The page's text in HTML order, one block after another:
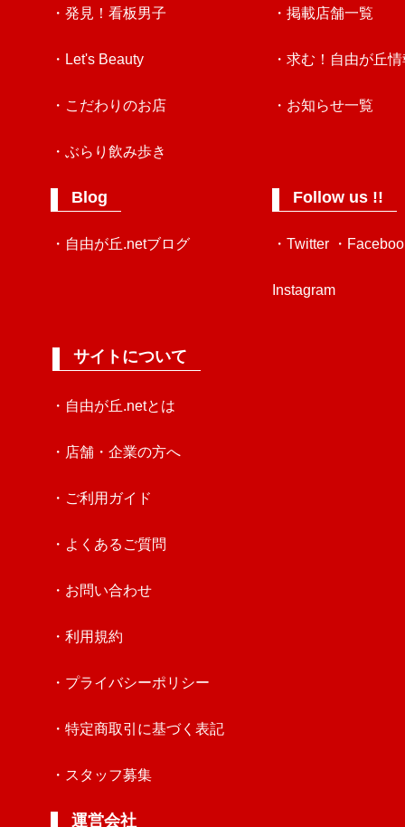
・発見！看板男子
・Let's Beauty
・こだわりのお店
・ぶらり飲み歩き
Blog
・自由が丘.netブログ
・掲載店舗一覧
・求む！自由が丘
・お知らせ一覧
Follow us !!
・Twitter ・
Instagram
サイトについて
・自由が丘.netとは
・店舗・企業の方へ
・ご利用ガイド
・よくあるご質問
・お問い合わせ
・利用規約
・プライバシーポリシー
・特定商取引に基づく表記
・スタッフ募集
運営会社